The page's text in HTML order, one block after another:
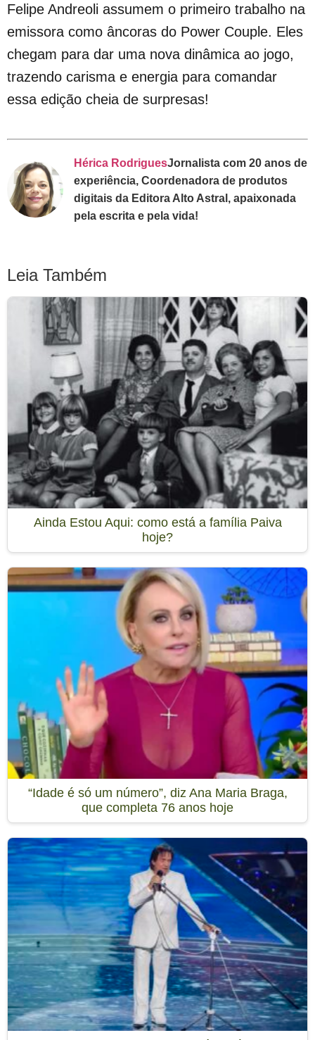
Felipe Andreoli assumem o primeiro trabalho na
emissora como âncoras do Power Couple. Eles
chegam para dar uma nova dinâmica ao jogo,
trazendo carisma e energia para comandar
essa edição cheia de surpresas!
Hérica RodriguesJornalista com 20 anos de
experiência, Coordenadora de produtos
digitais da Editora Alto Astral, apaixonada
pela escrita e pela vida!
Leia Também
Ainda Estou Aqui: como está a família Paiva
hoje?
“Idade é só um número”, diz Ana Maria Braga,
que completa 76 anos hoje